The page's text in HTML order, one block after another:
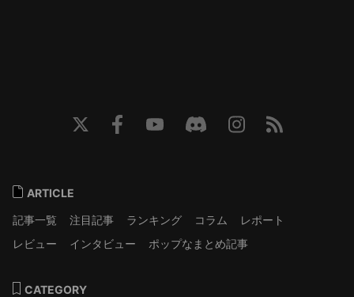
ARTICLE
記事一覧
注目記事 ランキング コラム
レポート
レビュー
インタビュー ポップなまとめ記事
CATEGORY